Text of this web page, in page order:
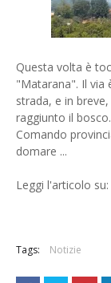
Questa volta è
"Matarana". Il via
strada, e in
raggiunto il
Comando
domare ...
Leggi l'articolo su:
Tags: Notizie